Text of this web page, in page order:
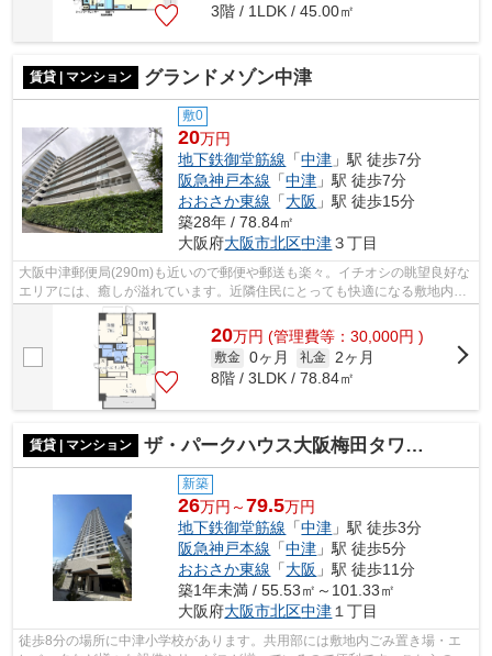
3階 / 1LDK / 45.00㎡
賃貸 | マンション グランドメゾン中津
敷0
20万円
地下鉄御堂筋線 「中津 」駅 徒歩7分
阪急神戸本線 「中津 」駅 徒歩7分
おおさか東線 「大阪 」駅 徒歩15分
築28年 / 78.84㎡
大阪府大阪市北区中津３丁目
大阪中津郵便局(290m)も近いので郵便や郵送も楽々。イチオシの眺望良好な
エリアには、癒しが溢れています。近隣住民にとっても快適になる敷地内ご
み置き場付きです。駅から徒歩6分の物...
20万円 (管理費等：30,000円 )
敷金 0ヶ月 礼金 2ヶ月
8階 / 3LDK / 78.84㎡
賃貸 | マンション ザ・パークハウス大阪梅田タワー 中津小学校区
新築
26万円～79.5万円
地下鉄御堂筋線 「中津 」駅 徒歩3分
阪急神戸本線 「中津 」駅 徒歩5分
おおさか東線 「大阪 」駅 徒歩11分
築1年未満 / 55.53㎡～101.33㎡
大阪府大阪市北区中津 １丁目
徒歩8分の場所に中津小学校があります。共用部には敷地内ごみ置き場・エ